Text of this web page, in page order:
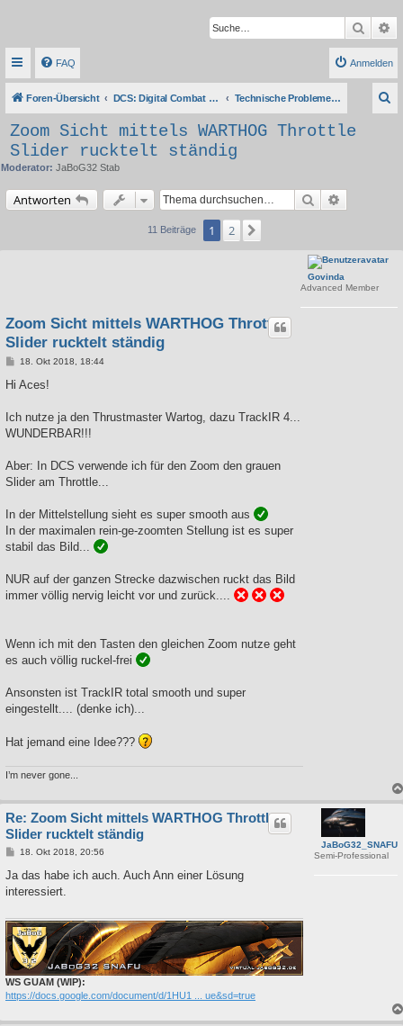
Suche
FAQ Anmelden
Foren-Übersicht DCS: Digital Combat Simulator Series Technische Probleme, Tipps & Anleitungen
Zoom Sicht mittels WARTHOG Throttle
Slider rucktelt ständig
Moderator: JaBoG32 Stab
Antworten Suche
11 Beiträge 1 2
Govinda
Advanced Member
Zoom Sicht mittels WARTHOG Throttle
Slider rucktelt ständig
B
a
18. Okt 2018, 18:44
Hi Aces!
Ich nutze ja den Thrustmaster Wartog, dazu TrackIR 4...
WUNDERBAR!!!
Aber: In DCS verwende ich für den Zoom den grauen
Slider am Throttle...
In der Mittelstellung sieht es super smooth aus
In der maximalen rein-ge-zoomten Stellung ist es super
stabil das Bild...
NUR auf der ganzen Strecke dazwischen ruckt das Bild
immer völlig nervig leicht vor und zurück....
Wenn ich mit den Tasten den gleichen Zoom nutze geht
es auch völlig ruckel-frei
Ansonsten ist TrackIR total smooth und super
eingestellt.... (denke ich)...
Hat jemand eine Idee???
I’m never gone...
JaBoG32_SNAFU
Semi-Professional
Re: Zoom Sicht mittels WARTHOG Throttle
Slider rucktelt ständig
B
i
r
18. Okt 2018, 20:56
Ja das habe ich auch. Auch Ann einer Lösung
interessiert.
WS GUAM (WIP):
https://docs.google.com/document/d/1HU1 ... ue&sd=true